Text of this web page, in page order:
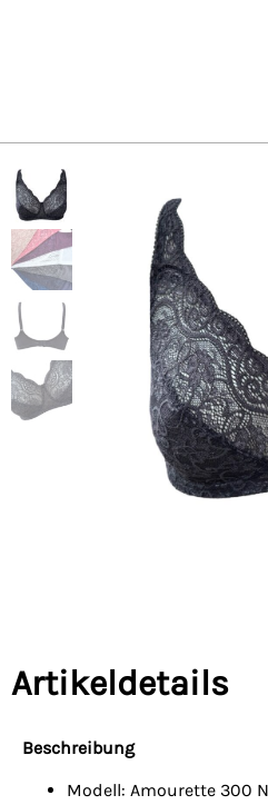
Artikeldetails
Beschreibung
Modell: Amourette 300 N